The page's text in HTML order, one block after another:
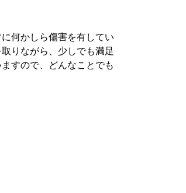
何かしら傷害を有してい
りながら、少しでも満足
すので、どんなことでも